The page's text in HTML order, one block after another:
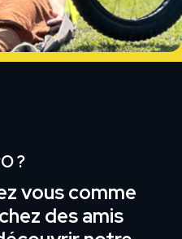
?
vous comme
des amis